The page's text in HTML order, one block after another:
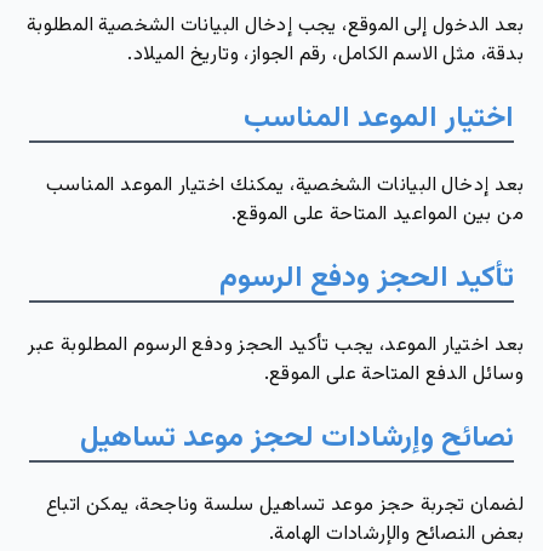
بعد الدخول إلى الموقع، يجب إدخال البيانات الشخصية المطلوبة
بدقة، مثل الاسم الكامل، رقم الجواز، وتاريخ الميلاد.
اختيار الموعد المناسب
بعد إدخال البيانات الشخصية، يمكنك اختيار الموعد المناسب
من بين المواعيد المتاحة على الموقع.
تأكيد الحجز ودفع الرسوم
بعد اختيار الموعد، يجب تأكيد الحجز ودفع الرسوم المطلوبة عبر
وسائل الدفع المتاحة على الموقع.
نصائح وإرشادات لحجز موعد تساهيل
لضمان تجربة حجز موعد تساهيل سلسة وناجحة، يمكن اتباع
بعض النصائح والإرشادات الهامة.